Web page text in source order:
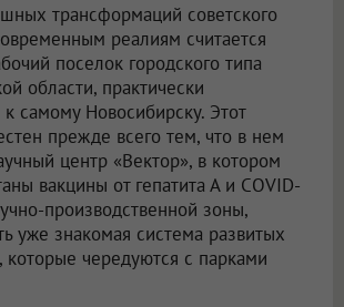
трансформаций советского
реалиям считается
поселок городского типа
области, практически
самому Новосибирску. Этот
прежде всего тем, что в нем
центр «Вектор», в котором
вакцины от гепатита А и COVID-
производственной зоны,
уже знакомая система развитых
которые чередуются с парками